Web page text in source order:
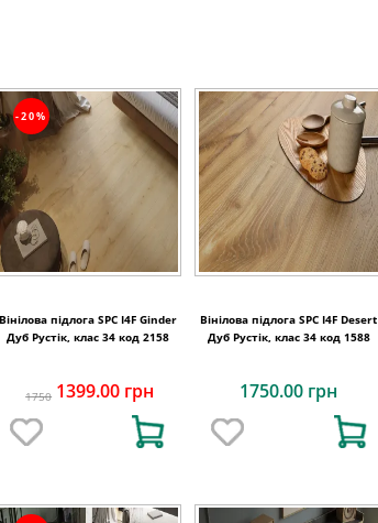
-20%
Вінілова підлога SPC I4F Ginder
Дуб Рустік, клас 34 код 2158
1750 1399.00 грн
Вінілова підлога SPC I4F Desert
Дуб Рустік, клас 34 код 1588
1750.00 грн